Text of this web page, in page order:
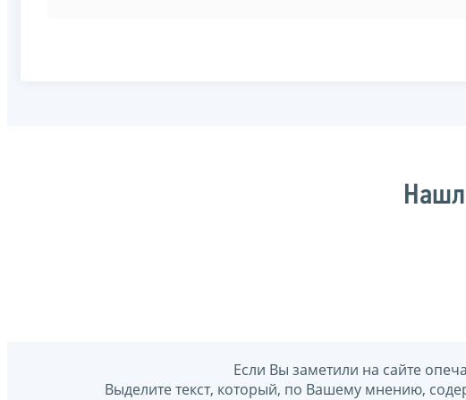
Если Вы заметили на сайте
Выделите текст, который, по Вашему мнению,